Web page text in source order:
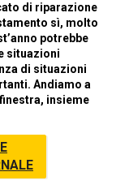
di riparazione
sì, molto
potrebbe
situazioni
di situazioni
Andiamo a
insieme